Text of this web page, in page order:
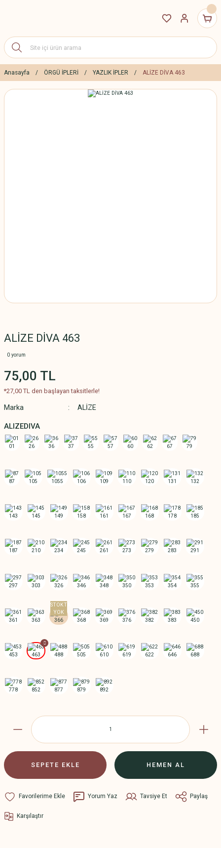
Anasayfa ÖRGÜ İPLERİ YAZLIK İPLER ALİZE DİVA 463
ALİZE DİVA 463
0 yorum
75,00 TL
*27,00 TL den başlayan taksitlerle!
Marka ALİZE
ALIZEDIVA
SEPETE EKLE HEMEN AL
Yorum Yaz Tavsiye Et Paylaş
Karşılaştır